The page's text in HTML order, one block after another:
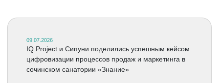
09.07.2026
IQ Project и Сипуни поделились успешным кейсом
цифровизации процессов продаж и маркетинга в
сочинском санатории «Знание»